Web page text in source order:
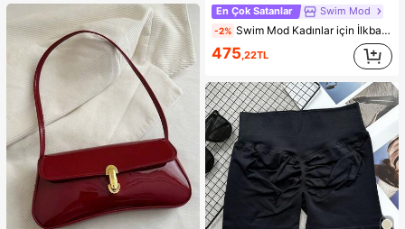
En Çok Satanlar Swim Mod
-2% Swim Mod Kadınlar için İlkbahar/Yaz Yeni Özel Kumaş Metal Detaylı V Yaka Askılı Sırtı Açık Üçgen Bikini Üstü ve Altı 2 Parça Mayo Takımı İki Parça Set Pembe Bikini Çizgili Bikini
475,22TL